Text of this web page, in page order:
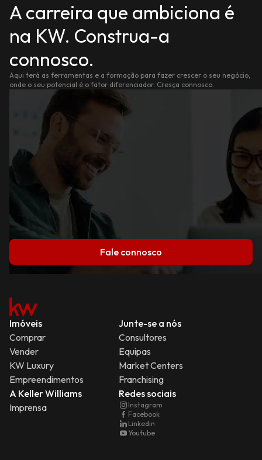
A carreira que ambiciona é
na KW. Construa-a
connosco.
Aqui terá as ferramentas e a formação para fazer crescer o seu negócio,
onde o seu potencial é o fator diferenciador. Cresça connosco.
Fale connosco
Imóveis
Comprar
Vender
KW Luxury
Empreendimentos
Junte-se a nós
Consultores
Equipas
Market Centers
Franchising
A Keller Williams
Imprensa
Redes sociais
Instagram
Facebook
Linkedin
Youtube